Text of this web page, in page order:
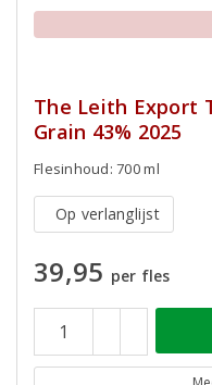
The Leith Export
Grain 43% 2025
Flesinhoud: 700 ml
Op verlanglijst
39,95 per fles